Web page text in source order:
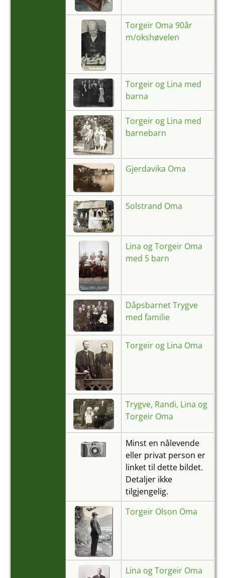
Torgeir Oma 90år
m/okshøvelen
Torgeir og Lina med
barna
Torgeir og Lina med
barnebarn
Gjerdavika Oma
Solstrand Oma
Lina og Torgeir Oma
med 5 barn
Dåpsbarnet Trygve
med familie
Torgeir og Lina Oma
Trygve, Randi, Lina og
Torgeir Oma
Minst en nålevende
eller privat person er
linket til dette bildet.
Detaljer ikke
tilgjengelig.
Torgeir Olson Oma
Lina og Torgeir Oma